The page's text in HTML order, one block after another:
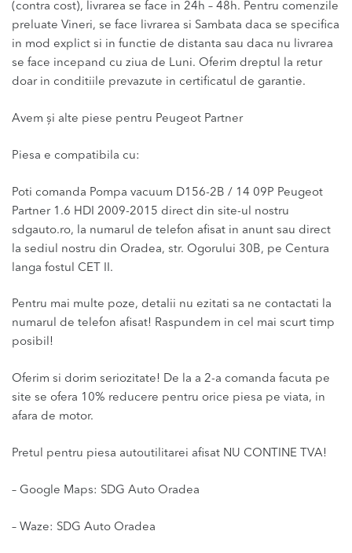
(contra cost), livrarea se face in 24h – 48h. Pentru comenzile
preluate Vineri, se face livrarea si Sambata daca se specifica
in mod explict si in functie de distanta sau daca nu livrarea
se face incepand cu ziua de Luni. Oferim dreptul la retur
doar in conditiile prevazute in certificatul de garantie.
Avem și alte piese pentru Peugeot Partner
Piesa e compatibila cu:
Poti comanda Pompa vacuum D156-2B / 14 09P Peugeot
Partner 1.6 HDI 2009-2015 direct din site-ul nostru
sdgauto.ro, la numarul de telefon afisat in anunt sau direct
la sediul nostru din Oradea, str. Ogorului 30B, pe Centura
langa fostul CET II.
Pentru mai multe poze, detalii nu ezitati sa ne contactati la
numarul de telefon afisat! Raspundem in cel mai scurt timp
posibil!
Oferim si dorim seriozitate! De la a 2-a comanda facuta pe
site se ofera 10% reducere pentru orice piesa pe viata, in
afara de motor.
Pretul pentru piesa autoutilitarei afisat NU CONTINE TVA!
– Google Maps: SDG Auto Oradea
– Waze: SDG Auto Oradea